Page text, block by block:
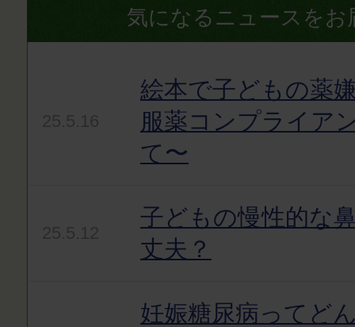
気になるニュースをお
絵本で子どもの薬
服薬コンプライア
て〜
子どもの慢性的な
丈夫？
妊娠糖尿病ってど